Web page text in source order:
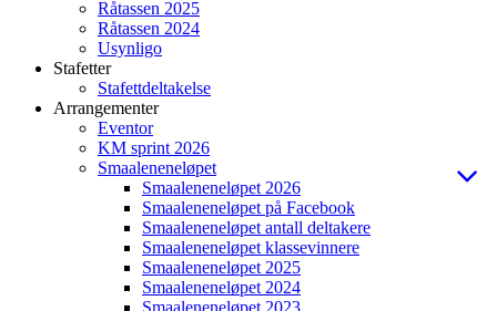
Råtassen 2025
Råtassen 2024
Usynligo
Stafetter
Stafettdeltakelse
Arrangementer
Eventor
KM sprint 2026
Smaaleneneløpet
Smaaleneneløpet 2026
Smaaleneneløpet på Facebook
Smaaleneneløpet antall deltakere
Smaaleneneløpet klassevinnere
Smaaleneneløpet 2025
Smaaleneneløpet 2024
Smaaleneneløpet 2023